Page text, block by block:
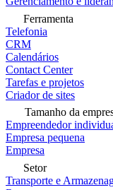
Ferramenta
Telefonia
CRM
Calendários
Contact Center
Tarefas e projetos
Criador de sites
Tamanho da
Empreendedor
Empresa pequena
Empresa
Setor
Transporte e